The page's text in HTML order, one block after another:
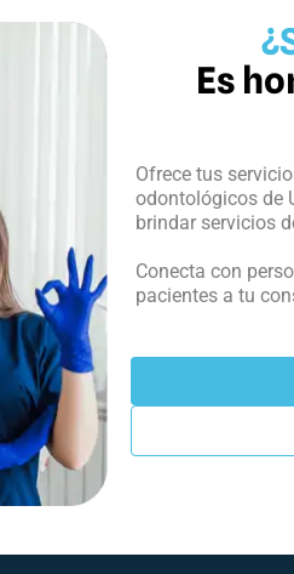
Es
Ofrece tus
odontológicos de
brindar servicios
Conecta con
pacientes a tu